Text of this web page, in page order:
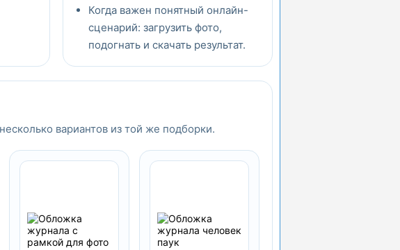
Когда важен понятный онлайн-
сценарий: загрузить фото,
подогнать и скачать результат.
вариантов из той же подборки.